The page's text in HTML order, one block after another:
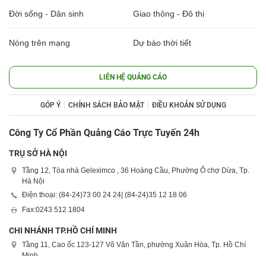
Đời sống - Dân sinh Giao thông - Đô thị
Nóng trên mạng Dự báo thời tiết
LIÊN HỆ QUẢNG CÁO
GÓP Ý CHÍNH SÁCH BẢO MẬT ĐIỀU KHOẢN SỬ DỤNG
Công Ty Cổ Phần Quảng Cáo Trực Tuyến 24h
TRỤ SỞ HÀ NỘI
Tầng 12, Tòa nhà Geleximco , 36 Hoàng Cầu, Phường Ô chợ Dừa, Tp.
Hà Nội
Điện thoại: (84-24)73 00 24 24 | (84-24)35 12 18 06
Fax:0243 512 1804
CHI NHÁNH TP.HỒ CHÍ MINH
Tầng 11, Cao ốc 123-127 Võ Văn Tần, phường Xuân Hòa, Tp. Hồ Chí